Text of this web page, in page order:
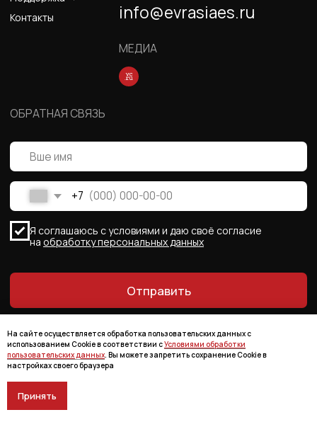
На сайте осуществляется обработка пользовательских данных с
использованием Cookie в соответствии сУсловиями обработки
пользовательских данных. Вы можете запретить сохранение Cookie в
настройках своего браузера
Принять